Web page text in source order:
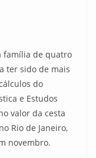
família de quatro
ter sido de mais
do
e Estudos
valor da cesta
Rio de Janeiro,
novembro.